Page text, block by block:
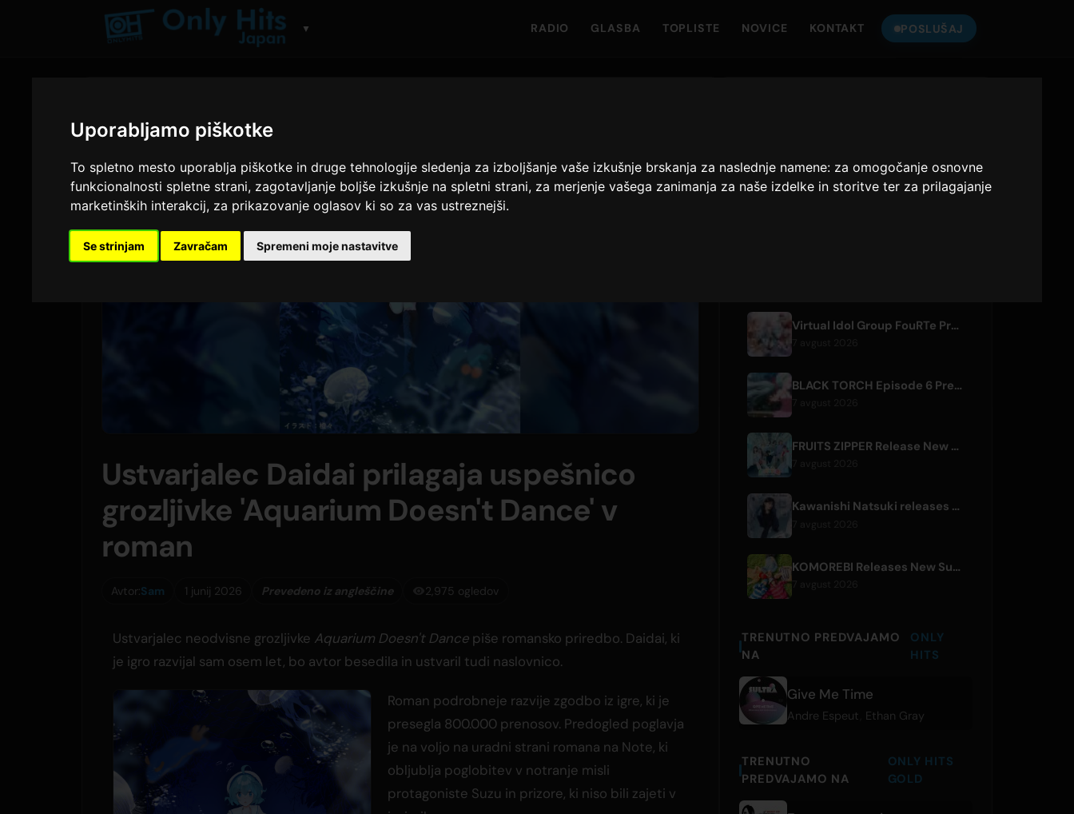
Uporabljamo piškotke
To spletno mesto uporablja piškotke in druge tehnologije sledenja za izboljšanje vaše izkušnje brskanja za naslednje namene: za omogočanje osnovne
funkcionalnosti spletne strani, zagotavljanje boljše izkušnje na spletni strani, za merjenje vašega zanimanja za naše izdelke in storitve ter za prilagajanje
marketinških interakcij, za prikazovanje oglasov ki so za vas ustreznejši.
Se strinjam Zavračam Spremeni moje nastavitve
▼ RADIO GLASBA TOPLISTE NOVICE KONTAKT POSLUŠAJ
Ustvarjalec Daidai prilagaja uspešnico
grozljivke 'Aquarium Doesn't Dance' v
roman
Avtor:Sam 1 junij 2026 Prevedeno iz angleščine 2,975 ogledov
Ustvarjalec neodvisne grozljivke Aquarium Doesn't Dance piše romansko priredbo. Daidai, ki
je igro razvijal sam osem let, bo avtor besedila in ustvaril tudi naslovnico.
Roman podrobneje razvije zgodbo iz igre, ki je
presegla 800.000 prenosov. Predogled poglavja
je na voljo na uradni strani romana na Note, ki
obljublja poglobitev v notranje misli
protagoniste Suzu in prizore, ki niso bili zajeti v
Only Hits Japan
Virtual Idol Group FouRTe Project Debuts with 'ALL IN' Album Produced by m-flo's ☆Taku Takahashi
7 avgust 2026
BLACK TORCH Episode 6 Preview and Streaming Details
FRUITS ZIPPER Release New Collaboration Song '1,2,3,FOOOOUR'
Kawanishi Natsuki releases digital single 'Sayonara wa Ichiban Kirei na Atashi de'
KOMOREBI Releases New Summer Single 'Letsu Natsu'
7 avgust 2026
TRENUTNO PREDVAJAMO
NA
ONLY
HITS
Give Me Time
Andre Espeut Ethan Gray
TRENUTNO
PREDVAJAMO NA
ONLY HITS
GOLD